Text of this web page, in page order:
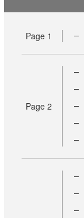
Page 1
Page 2